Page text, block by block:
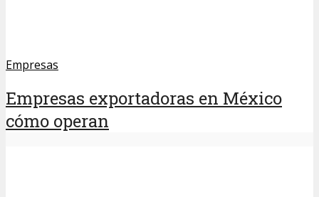
Empresas
Empresas exportadoras en México
cómo operan